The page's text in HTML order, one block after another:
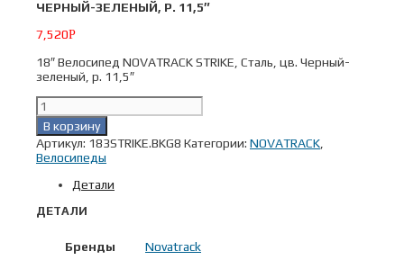
ЧЕРНЫЙ-ЗЕЛЕНЫЙ, Р. 11,5″
7,520Р
18″ Велосипед NOVATRACK STRIKE, Cталь, цв. Черный-
зеленый, р. 11,5″
Количество
товара
18"
Велосипед
NOVATRACK
Cталь,
Черный-
В корзину
Артикул: 183STRIKE.BKG8 Категории: NOVATRACK
Велосипеды
Детали
ДЕТАЛИ
Бренды Novatrack